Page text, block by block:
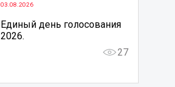
03.08.2026
Единый день голосования
2026.
27